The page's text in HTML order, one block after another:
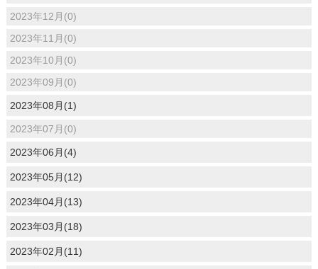
2023年12月(0)
2023年11月(0)
2023年10月(0)
2023年09月(0)
2023年08月(1)
2023年07月(0)
2023年06月(4)
2023年05月(12)
2023年04月(13)
2023年03月(18)
2023年02月(11)